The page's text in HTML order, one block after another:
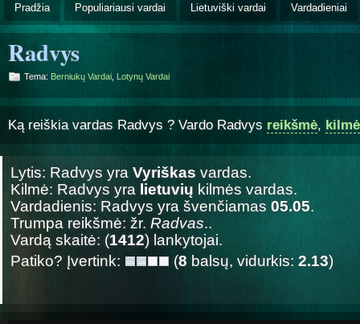
Pradžia Populiariausi vardai Lietuviški vardai Vardadieniai
Radvys
Tema: Berniukų Vardai Lotynų Vardai
Ką reiškia vardas Radvys ? Vardo Radvys reikšmė, kilmė
Lytis: Radvys yra Vyriškas vardas.
Kilmė: Radvys yra lietuvių kilmės vardas.
Vardadienis: Radvys yra švenčiamas 05.05.
Trumpa reikšmė: žr. Radvas..
Vardą skaitė: (1412) lankytojai.
Patiko? Įvertink:
(8 balsų, vidurkis: 2.13)